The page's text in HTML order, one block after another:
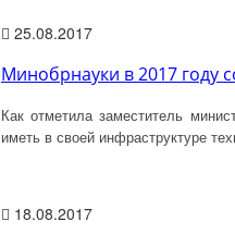
25.08.2017
Минобрнауки в 2017 году
Как отметила заместитель
иметь в своей инфраструктуре
18.08.2017